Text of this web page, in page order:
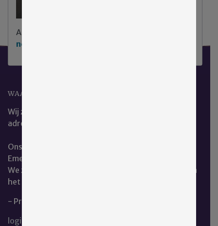
Aarzel niet
nemen
WAAR KUNT U ONS VINDEN?
Wij zijn het beste te bereiken via ons e-mail
adres:
Ons kantoor is te vinden op de hoofdlocatie van
Emergis te Kloetinge.
We zitten naast de dienst geestelijke verzorging aan
het restaurant.
- Privacy en Cookieverklaring
login